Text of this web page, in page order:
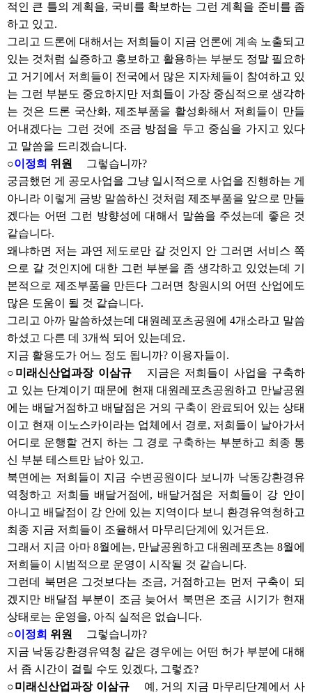
적인 큰 틀의 계획을, 국비를 확보하는 그런 계획을 준비를 좀
하고 있고.
그리고 드론에 대해서는 저희들이 지금 언론에 계속 노출되고
있는 것처럼 실증하고 홍보하고 활용하는 부분도 정말 필요하
고 거기에서 저희들이 전국에서 많은 지자체들이 참여하고 있
는 그런 부분도 중요하지만 저희들이 가장 중심적으로 생각하
는 것은 드론 국산화, 제조부품을 활성화해서 저희들이 만들
어내겠다는 그런 것에 조금 방점을 두고 중심을 가지고 있다
고 말씀을 드리겠습니다.
○이정희 위원
그렇습니까?
궁금했던 게 공모사업을 그냥 일시적으로 사업을 진행하는 게
아니라 이렇게 금방 말씀하신 것처럼 제조부품을 앞으로 만들
겠다는 어떤 그런 방향성에 대해서 말씀을 주셨는데 좋은 것
같습니다.
왜냐하면 저는 과연 제도로만 갈 것인지 안 그러면 서비스 쪽
으로 갈 것인지에 대한 그런 부분을 좀 생각하고 있었는데 기
본적으로 제조부품을 만든다 그러면 창원시의 어떤 산업에도
많은 도움이 될 것 같습니다.
그리고 아까 말씀하셨는데 대원레포츠공원에 4개소라고 말씀
하셨고 다른 데 3개씩 되어 있는데요.
지금 활용도가 어느 정도 됩니까? 이용자들이.
○미래신산업과장 이삼규
지금은 저희들이 사업을 구축하
고 있는 단계이기 때문에 현재 대원레포츠공원하고 만날공원
에는 배달거점하고 배달점은 거의 구축이 완료되어 있는 상태
이고 현재 이노스카이라는 업체에서 경로, 저희들이 날아가서
어디로 운행할 건지 하는 그 경로 구축하는 부분하고 최종 통
신 부분 테스트만 남아 있고.
북면에는 저희들이 지금 수변공원이다 보니까 낙동강환경유
역청하고 저희들 배달거점에, 배달거점은 저희들이 강 안이
아니고 배달점이 강 안에 있는 지역이다 보니 환경유역청하고
최종 지금 저희들이 조율해서 마무리단계에 있거든요.
그래서 지금 아마 8월에는, 만날공원하고 대원레포츠는 8월에
저희들이 시범적으로 운영이 시작될 것 같습니다.
그런데 북면은 그것보다는 조금, 거점하고는 먼저 구축이 되
겠지만 배달점 부분이 조금 늦어서 북면은 조금 시기가 현재
상태로는 운영을, 아직 실적은 없습니다.
○이정희 위원
그렇습니까?
지금 낙동강환경유역청 같은 경우에는 어떤 허가 부분에 대해
서 좀 시간이 걸릴 수도 있겠다, 그렇죠?
○미래신산업과장 이삼규
예, 거의 지금 마무리단계에서 사